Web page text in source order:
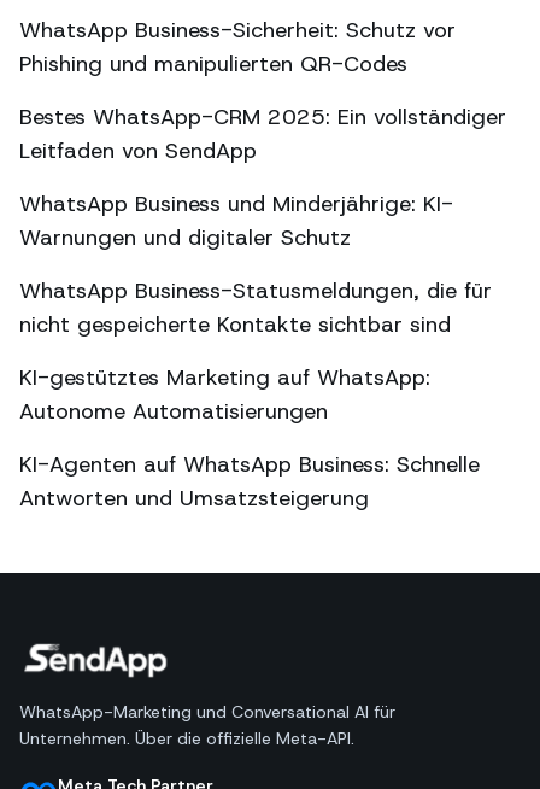
WhatsApp Business-Sicherheit: Schutz vor
Phishing und manipulierten QR-Codes
Bestes WhatsApp-CRM 2025: Ein vollständiger
Leitfaden von SendApp
WhatsApp Business und Minderjährige: KI-
Warnungen und digitaler Schutz
WhatsApp Business-Statusmeldungen, die für
nicht gespeicherte Kontakte sichtbar sind
KI-gestütztes Marketing auf WhatsApp:
Autonome Automatisierungen
KI-Agenten auf WhatsApp Business: Schnelle
Antworten und Umsatzsteigerung
WhatsApp-Marketing und Conversational AI für
Unternehmen. Über die offizielle Meta-API.